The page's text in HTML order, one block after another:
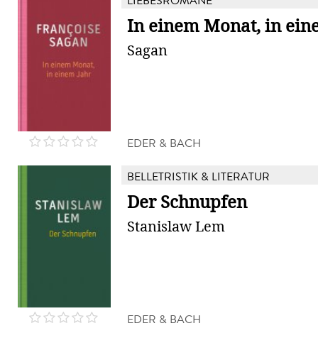
In einem Monat, in
Sagan
EDER & BACH
BELLETRISTIK & LITERATUR
Der Schnupfen
Stanislaw Lem
EDER & BACH